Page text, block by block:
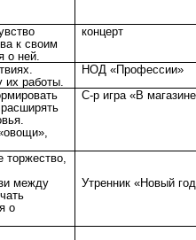
к своим
о ней.
концерт
работы.
НОД «Профессии»
С-р игра «В
между
о
Утренник «Новый